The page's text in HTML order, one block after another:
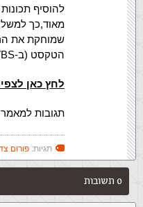
להוסיף
שמוחקת את
הטקסט (ב-VBS המתודה הזאת נקראת Trim)
לחץ כאן
תגובות
תגיות: פורום
0 תשובות